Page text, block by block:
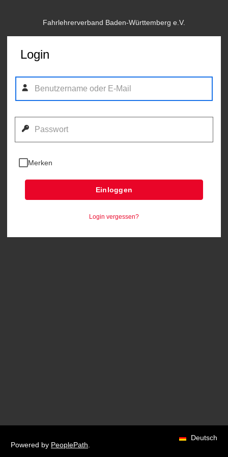
Fahrlehrerverband Baden-Württemberg e.V.
Login
Merken
Einloggen
Login vergessen?
Deutsch
Powered by PeoplePath